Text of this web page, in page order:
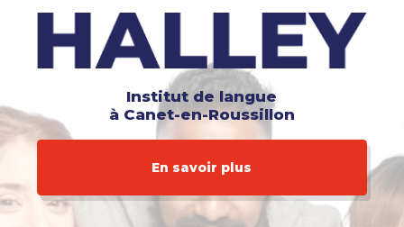
Institut de langue
à Canet-en-Roussillon
En savoir plus